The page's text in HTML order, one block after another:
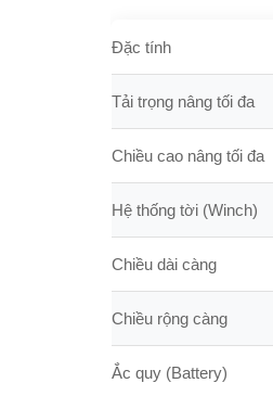
Đặc tính
Tải trọng nâng tối đa
Chiều cao nâng tối đa
Hệ thống tời (Winch)
Chiều dài càng
Chiều rộng càng
Ắc quy (Battery)